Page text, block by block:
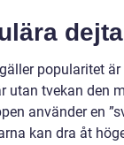
popularitet
utan tvekan den
använder en
kan dra åt